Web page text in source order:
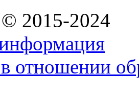
2015-2024
отношении